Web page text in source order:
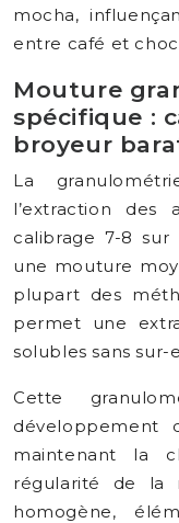
mocha,
entre café et
Mouture
spécifique :
broyeur
La
l’extraction des
calibrage 7-8
une mouture
plupart des
permet une
solubles sans sur-
Cette
développement
maintenant la
régularité de la
homogène,